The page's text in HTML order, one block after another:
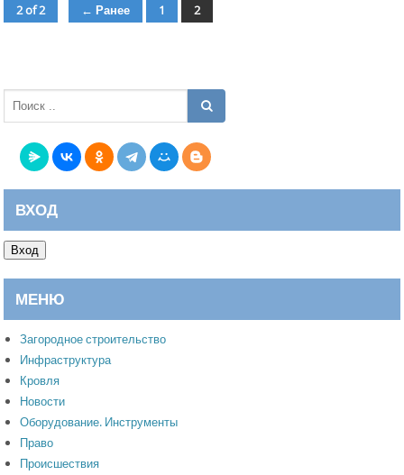
2 of 2 ← Ранее страница
1 2
ВХОД
Вход
МЕНЮ
Загородное строительство
Инфраструктура
Кровля
Новости
Оборудование. Инструменты
Право
Происшествия